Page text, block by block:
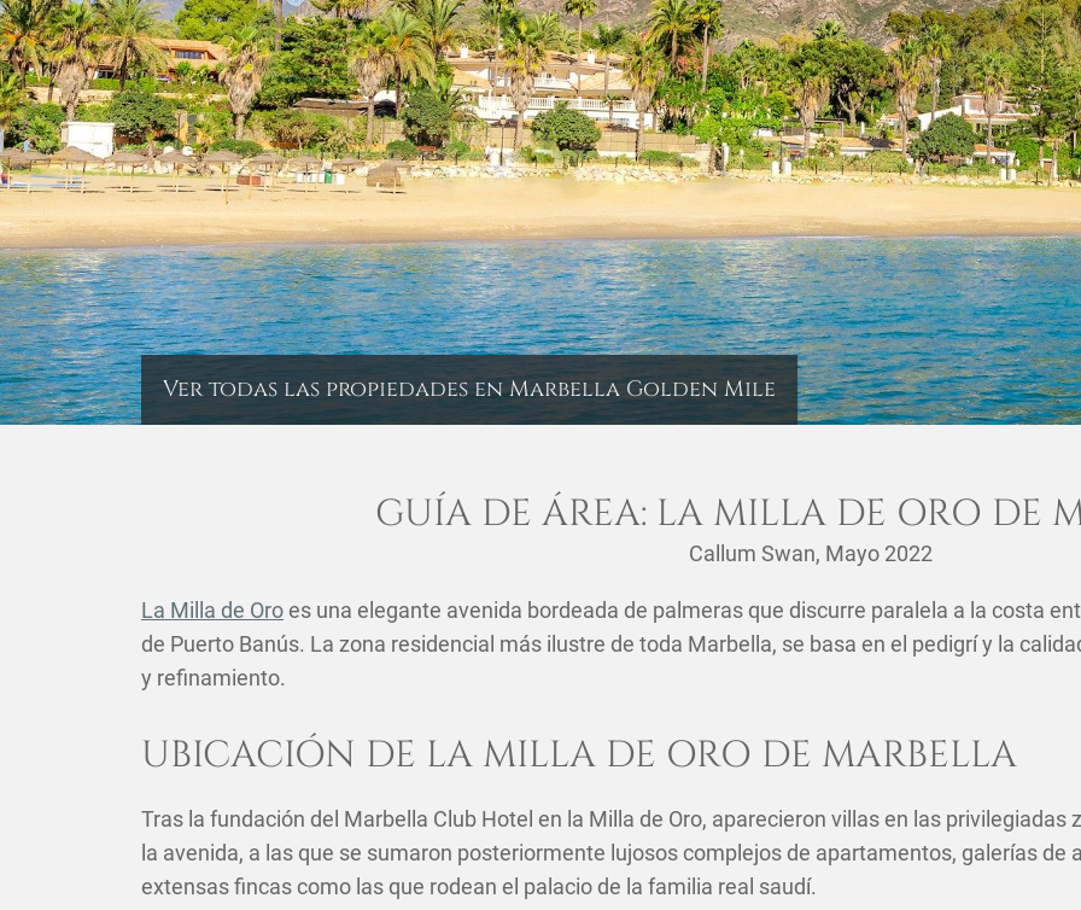
Ver todas las propiedades en Marbella Golden Mile
GUÍA DE ÁREA: LA MILLA DE ORO DE
Callum Swan, Mayo 2022
La Milla de Oroes una elegante avenida bordeada de palmeras que discurre paralela a la costa
de Puerto Banús. La zona residencial más ilustre de toda Marbella, se basa en el pedigrí y la
y refinamiento.
UBICACIÓN DE LA MILLA DE ORO DE MARBELLA
Tras la fundación del Marbella Club Hotel en la Milla de Oro, aparecieron villas en las
la avenida, a las que se sumaron posteriormente lujosos complejos de apartamentos, galerías de
extensas fincas como las que rodean el palacio de la familia real saudí.